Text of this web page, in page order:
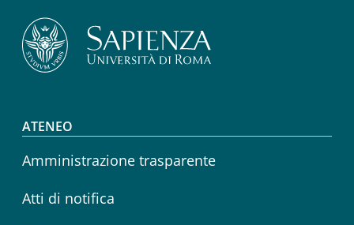
Footer menu
ATENEO
Amministrazione trasparente
Atti di notifica